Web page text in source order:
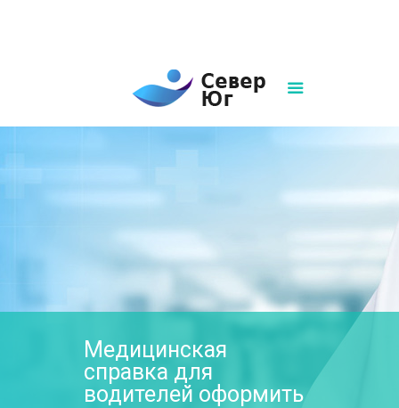
Медицинская
справка для
водителей оформить